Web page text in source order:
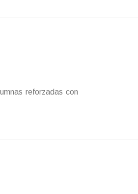
reforzadas con